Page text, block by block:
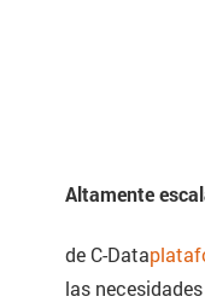
Altamente
de C-Data
las